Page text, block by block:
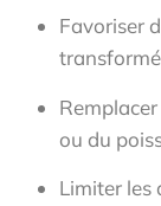
Favoriser
ou du
Limiter les